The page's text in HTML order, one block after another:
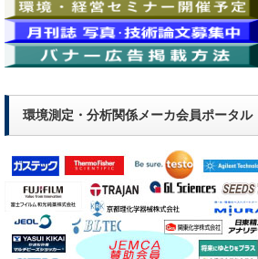
環境測定・分析関係メーカ会員ポータル